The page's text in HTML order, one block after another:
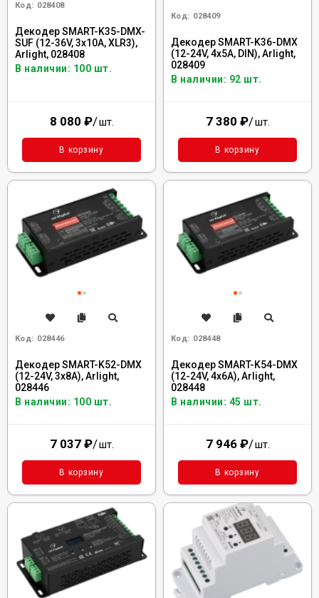
Код: 028408
Декодер SMART-K35-DMX-
SUF (12-36V, 3x10A, XLR3),
Arlight, 028408
В наличии: 100 шт.
8 080 ₽/шт.
В корзину
Код: 028409
Декодер SMART-K36-DMX
(12-24V, 4x5A, DIN), Arlight,
028409
В наличии: 92 шт.
7 380 ₽/шт.
В корзину
Код: 028446
Декодер SMART-K52-DMX
(12-24V, 3x8A), Arlight,
028446
В наличии: 100 шт.
7 037 ₽/шт.
В корзину
Код: 028448
Декодер SMART-K54-DMX
(12-24V, 4x6A), Arlight,
028448
В наличии: 45 шт.
7 946 ₽/шт.
В корзину